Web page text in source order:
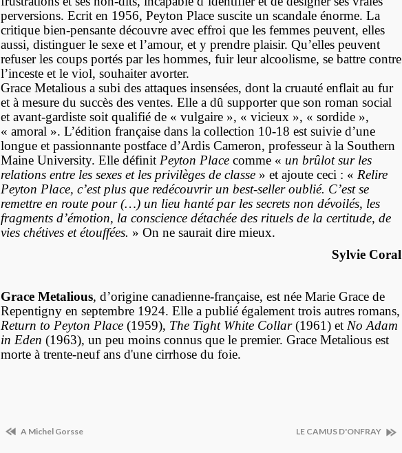
perversions. Ecrit en 1956, Peyton Place suscite un scandale énorme. La
critique bien-pensante découvre avec effroi que les femmes peuvent, elles
aussi, distinguer le sexe et l’amour, et y prendre plaisir. Qu’elles peuvent
refuser les coups portés par les hommes, fuir leur alcoolisme, se battre contre
l’inceste et le viol, souhaiter avorter.
Grace Metalious a subi des attaques insensées, dont la cruauté enflait au fur
et à mesure du succès des ventes. Elle a dû supporter que son roman social
et avant-gardiste soit qualifié de « vulgaire », « vicieux », « sordide »,
« amoral ». L’édition française dans la collection 10-18 est suivie d’une
longue et passionnante postface d’Ardis Cameron, professeur à la Southern
Maine University. Elle définit Peyton Place comme « un brûlot sur les
relations entre les sexes et les privilèges de classe » et ajoute ceci : « Relire
Peyton Place, c’est plus que redécouvrir un best-seller oublié. C’est se
remettre en route pour (…) un lieu hanté par les secrets non dévoilés, les
fragments d’émotion, la conscience détachée des rituels de la certitude, de
vies chétives et étouffées. » On ne saurait dire mieux.
Sylvie Coral
Grace Metalious, d’origine canadienne-française, est née Marie Grace de
Repentigny en septembre 1924. Elle a publié également trois autres romans,
Return to Peyton Place (1959), The Tight White Collar(1961) et No Adam
in Eden (1963), un peu moins connus que le premier. Grace Metalious est
morte à trente-neuf ans d'une cirrhose du foie.
A Michel Gorsse LE CAMUS D'ONFRAY